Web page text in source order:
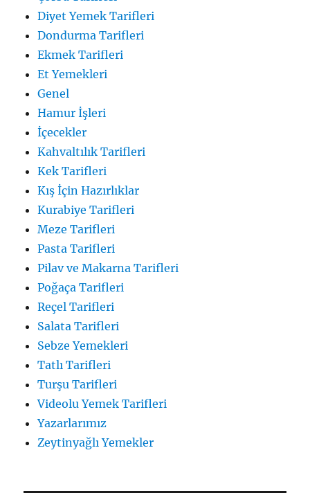
Diyet Yemek Tarifleri
Dondurma Tarifleri
Ekmek Tarifleri
Et Yemekleri
Genel
Hamur İşleri
İçecekler
Kahvaltılık Tarifleri
Kek Tarifleri
Kış İçin Hazırlıklar
Kurabiye Tarifleri
Meze Tarifleri
Pasta Tarifleri
Pilav ve Makarna Tarifleri
Poğaça Tarifleri
Reçel Tarifleri
Salata Tarifleri
Sebze Yemekleri
Tatlı Tarifleri
Turşu Tarifleri
Videolu Yemek Tarifleri
Yazarlarımız
Zeytinyağlı Yemekler